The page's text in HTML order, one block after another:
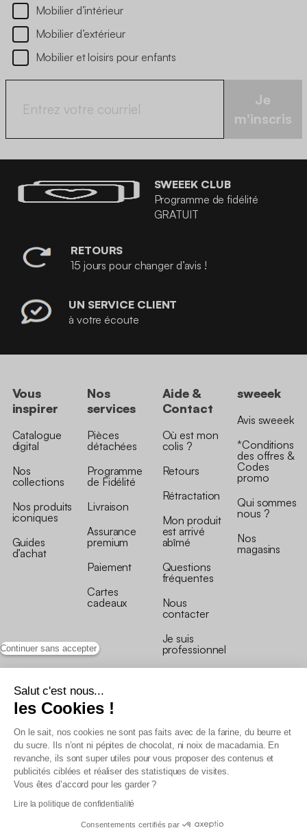
Continuer sans accepter
Salut c'est nous...
les Cookies !
On le sait, nos cookies ne sont pas faits avec de la farine, du beurre et
du sucre. Ils n’ont ni pépites de chocolat, ni noix de macadamia. En
revanche, ils sont super utiles pour vous proposer des contenus et
publicités ciblées et réaliser des statistiques de visites.
Vous êtes d’accord pour les garder ?
Lire la politique de confidentialité
Consentements certifiés par
Mobilier d’intérieur
Mobilier d’extérieur
Mobilier et loisirs pour enfants
Je
m'inscris
SWEEEK CLUB
Programme de fidélité
GRATUIT
RETOURS
15 jours pour changer d’avis !
UN SERVICE CLIENT
à votre écoute
Vous
inspirer
Catalogue
digital
Nos
collections
Nos produits
iconiques
Guides
d’achat
Nos
services
Pièces
détachées
Programme
de Fidélité
Livraison
Assurance
premium
Paiement
Cartes
cadeaux
Aide &
Contact
Où est mon
colis ?
Retours
Rétractation
Mon produit
est arrivé
abîmé
Questions
fréquentes
Nous
contacter
Je suis
professionnel
sweeek
Avis sweeek
*Conditions
des offres &
Codes
promo
Qui sommes
nous ?
Nos
magasins
Conditions générales de vente
Conditions générales du programme de fidélité
Charte de données personnelles
Conditions générales de vente Pro
Déclaration d’accessibilité